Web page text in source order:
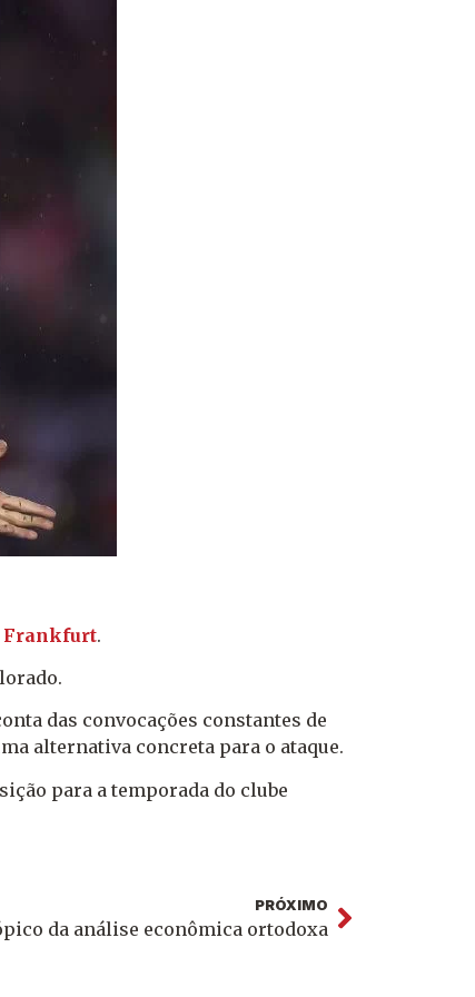
Frankfurt.
das convocações constantes de
alternativa concreta para o ataque.
para a temporada do clube
PRÓXIMO
da análise econômica ortodoxa